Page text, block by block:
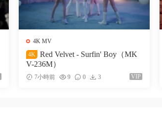
4K MV
4K
Red Velvet - Surfin' Boy（MK
V-236M）
7小時前 9 0 3 VIP